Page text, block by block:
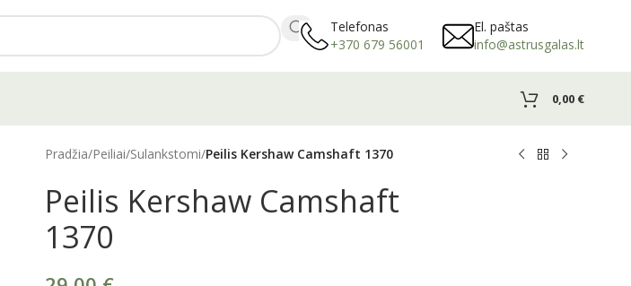
Telefonas
+370 679 56001
El. paštas
info@astrusgalas.lt
0,00 €
Pradžia/Peiliai/Sulankstomi/Peilis Kershaw Camshaft 1370
Peilis Kershaw Camshaft
1370